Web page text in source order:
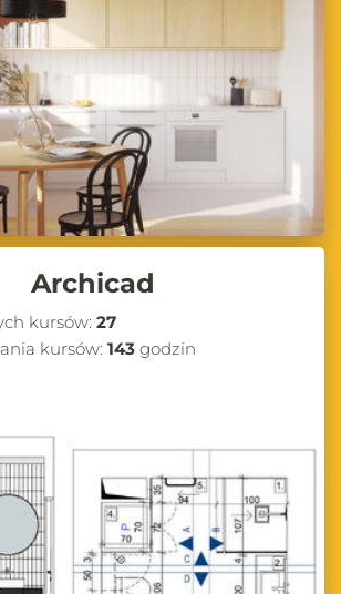
odwiedzania naszego bloga, na którym
treści, praktycznych porad oraz
ze świata projektowania wnętrz i wizualizacji
czy jesteś początkującym projektantem, czy
na pewno znajdziesz tu coś dla siebie.
ucz się od ekspertów i podnoś swoje
wnętrz z CG Wisdom!
Archicad
kursów: 27
kursów: 143 godzin